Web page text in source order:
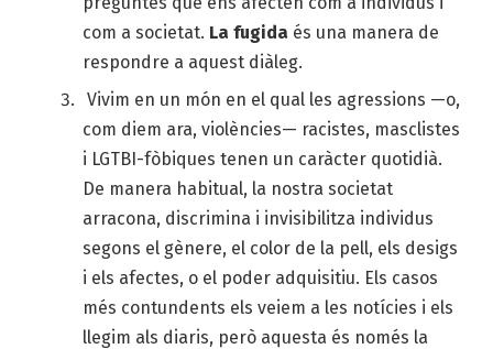
com a societat. La fugida és una manera de
respondre a aquest diàleg.
Vivim en un món en el qual les agressions —o,
com diem ara, violències— racistes, masclistes
i LGTBI-fòbiques tenen un caràcter quotidià.
De manera habitual, la nostra societat
arracona, discrimina i invisibilitza individus
segons el gènere, el color de la pell, els desigs
i els afectes, o el poder adquisitiu. Els casos
més contundents els veiem a les notícies i els
llegim als diaris, però aquesta és només la